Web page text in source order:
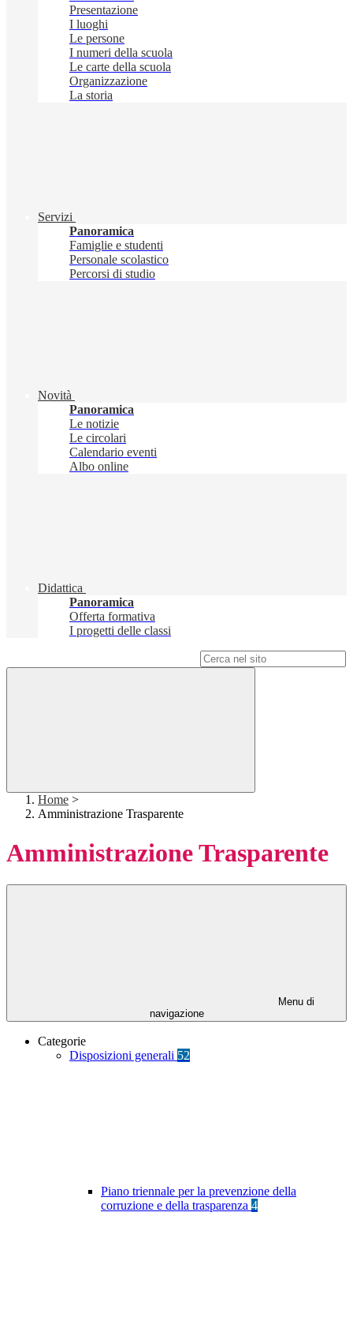
Presentazione
I luoghi
Le persone
I numeri della scuola
Le carte della scuola
Organizzazione
La storia
Servizi
Panoramica
Famiglie e studenti
Personale scolastico
Percorsi di studio
Novità
Panoramica
Le notizie
Le circolari
Calendario eventi
Albo online
Didattica
Panoramica
Offerta formativa
I progetti delle classi
Home >
Amministrazione Trasparente
Amministrazione Trasparente
Menu di
navigazione
Categorie
Disposizioni generali 52
Piano triennale per la prevenzione della
corruzione e della trasparenza 4